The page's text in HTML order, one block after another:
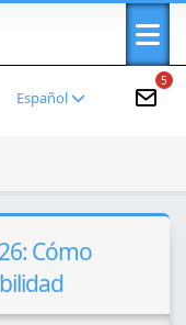
5
Español
Cómo